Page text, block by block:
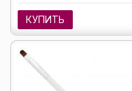
КУПИТЬ